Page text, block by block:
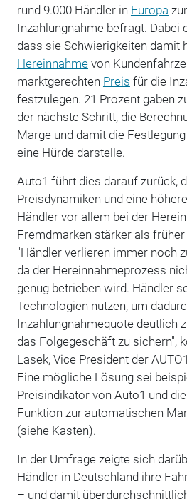
rund 9.000 Händler in Europa
Inzahlungnahme befragt. Dabei
dass sie Schwierigkeiten damit
Hereinnahmevon
marktgerechten Preis für die
festzulegen. 21 Prozent gaben
der nächste Schritt, die
Marge und damit die
eine Hürde darstelle.
Auto1 führt dies darauf zurück,
Preisdynamiken und eine
Händler vor allem bei der
Fremdmarken stärker als
"Händler verlieren immer noch
da der Hereinnahmeprozess
genug betrieben wird. Händler
Technologien nutzen, um
Inzahlungnahmequote deutlich
das Folgegeschäft zu sichern",
Lasek, Vice President der
Eine mögliche Lösung sei
Preisindikator von Auto1 und
Funktion zur automatischen
(siehe Kasten).
In der Umfrage zeigte sich
Händler in Deutschland ihre
– und damit